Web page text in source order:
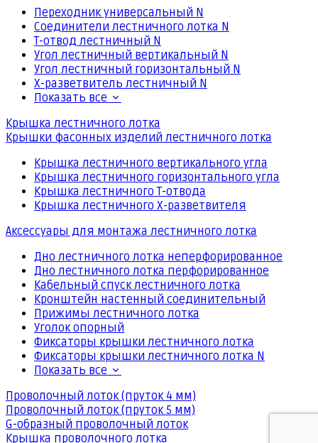
Переходник универсальный N
Соединители лестничного лотка N
Т-отвод лестничный N
Угол лестничный вертикальный N
Угол лестничный горизонтальный N
Х-разветвитель лестничный N
Показать все
Крышка лестничного лотка
Крышки фасонных изделий лестничного лотка
Крышка лестничного вертикального угла
Крышка лестничного горизонтального угла
Крышка лестничного Т-отвода
Крышка лестничного Х-разветвителя
Аксессуары для монтажа лестничного лотка
Дно лестничного лотка неперфорированное
Дно лестничного лотка перфорированное
Кабельный спуск лестничного лотка
Кронштейн настенный соединительный
Прижимы лестничного лотка
Уголок опорный
Фиксаторы крышки лестничного лотка
Фиксаторы крышки лестничного лотка N
Показать все
Проволочный лоток (пруток 4 мм)
Проволочный лоток (пруток 5 мм)
G-образный проволочный лоток
Крышка проволочного лотка